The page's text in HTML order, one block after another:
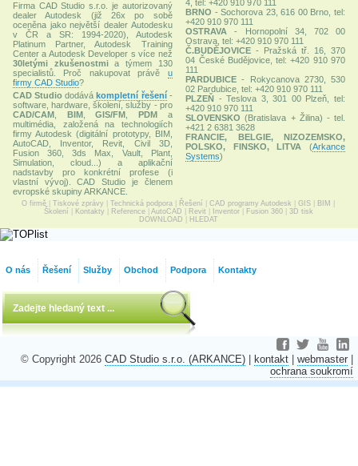
Firma CAD Studio s.r.o. je autorizovaný
dealer Autodesk (již 26x po sobě
oceněna jako největší dealer Autodesku
v ČR a SR: 1994-2020), Autodesk
Platinum Partner, Autodesk Training
Center a Autodesk Developer s více než
30letými zkušenostmia týmem 130
specialistů. Proč nakupovat právě u
firmy CAD Studio?
CAD Studio dodávákompletní řešení-
software, hardware, školení, služby - pro
CAD/CAM
BIM,GIS/FM ,PDM a
multimédia, založená na technologiích
firmy Autodesk (digitální prototypy, BIM,
AutoCAD, Inventor, Revit, Civil 3D,
Fusion 360, 3ds Max, Vault, Plant,
Simulation, cloud...) a aplikační
nadstavby pro konkrétní profese (i
vlastní vývoj). CAD Studio je členem
evropské skupiny ARKANCE.
4, tel: +420 910 970 111
BRNO - Sochorova 23, 616 00 Brno, tel:
+420 910 970 111
OSTRAVA
- Hornopolní 34, 702 00
Ostrava, tel: +420 910 970 111
Č.BUDĚJOVICE - Pražská tř. 16, 370
04 České Budějovice, tel: +420 910 970
111
PARDUBICE - Rokycanova 2730, 530
02 Pardubice, tel: +420 910 970 111
PLZEŇ - Teslova 3, 301 00 Plzeň, tel:
+420 910 970 111
SLOVENSKO (Bratislava + Žilina) - tel.
+421 2 6381 3628
FRANCIE, BELGIE, NIZOZEMSKO,
POLSKO, FINSKO, LITVA
(Arkance
Systems)
O firmě Tiskové zprávy Technická podpora Řešení CAD programy Autodesk GIS BIM
Školení
Kontakty Reference| AutoCAD Revit Inventor| Fusion 360| 3D tisk
DOWNLOAD
HLEDAT
O nás Řešení Služby Obchod Podpora Kontakty
© Copyright 2026 CAD Studio s.r.o. (ARKANCE) kontakt webmaster
ochrana soukromí